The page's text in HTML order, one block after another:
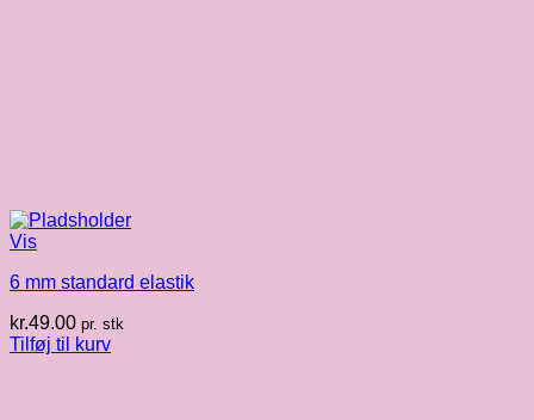
Vis
6 mm standard elastik
kr.49.00 pr. stk
Tilføj til kurv